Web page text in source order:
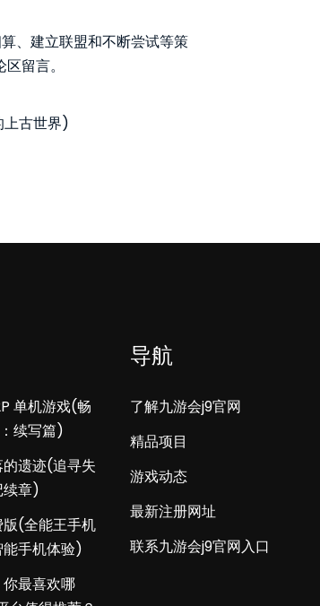
、建立联盟和不断尝试等策
留言。
古世界)
单机游戏(畅
续写篇)
遗迹(追寻失
续章)
(全能王手机
手机体验)
最喜欢哪
导航
了解九游会j9官网
精品项目
游戏动态
最新注册网址
联系九游会j9官网入口